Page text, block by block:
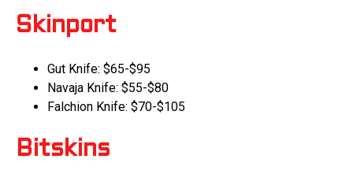
Skinport
Gut Knife: $65-$95
Navaja Knife: $55-$80
Falchion Knife: $70-$105
Bitskins